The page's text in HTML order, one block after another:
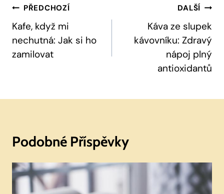
Navigace
Pro
Příspěvek
PŘEDCHOZÍ
Kafe, když mi
nechutná: Jak si ho
zamilovat
DALŠÍ
Káva ze slupek
kávovníku: Zdravý
nápoj plný
antioxidantů
Podobné Příspěvky